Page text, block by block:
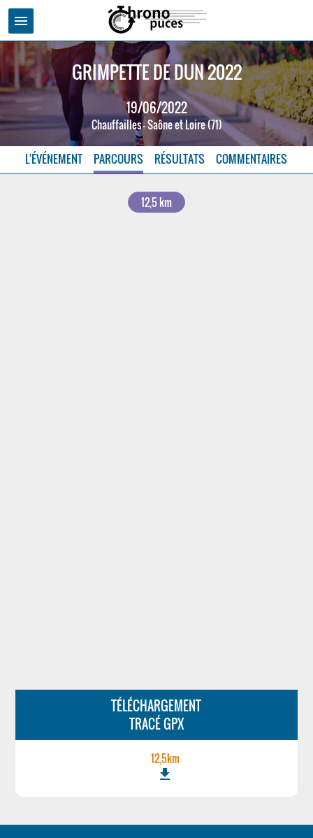
menu
GRIMPETTE DE DUN 2022
19/06/2022
Chauffailles - Saône et Loire (71)
L'ÉVÉNEMENT PARCOURS RÉSULTATS COMMENTAIRES
12,5 km
TÉLÉCHARGEMENT
TRACÉ GPX
12,5km
file_download